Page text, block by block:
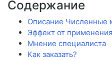
Содержание
Описание Численные
Эффект от применения
Мнение специалиста
Как заказать?